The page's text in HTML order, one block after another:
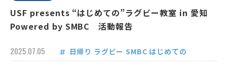
USF presents “はじめての”ラグビー教室 in 愛知
Powered by SMBC 活動報告
2025.07.05 日帰り ラグビー SMBC はじめての